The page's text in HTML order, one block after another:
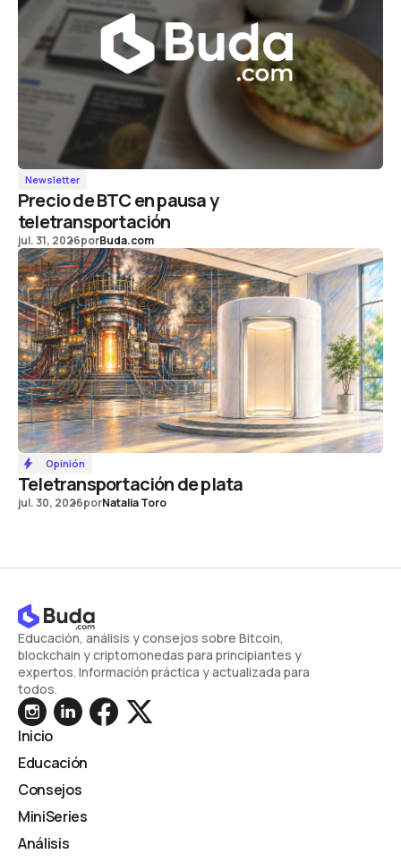
Newsletter
Precio de BTC en pausa y
teletransportación
jul. 31, 2026porBuda.com
Opinión
Teletransportación de plata
jul. 30, 2026porNatalia Toro
Educación, análisis y consejos sobre Bitcoin,
blockchain y criptomonedas para principiantes y
expertos. Información práctica y actualizada para
todos.
Inicio
Educación
Consejos
MiniSeries
Análisis